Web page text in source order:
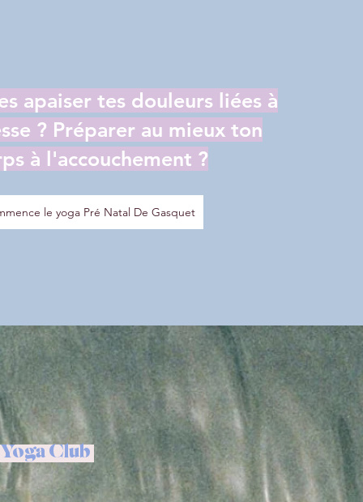
apaiser tes douleurs liées à
? Préparer au mieux ton
à l'accouchement ?
le yoga Pré Natal De Gasquet
Club